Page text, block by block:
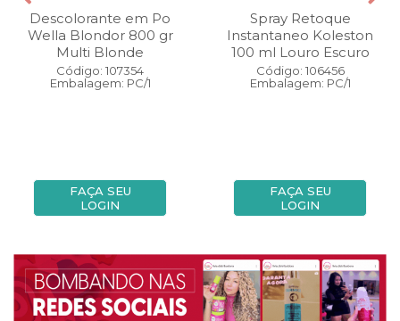
Descolorante em Po
Wella Blondor 800 gr
Multi Blonde
Código: 107354
Embalagem: PC/1
FAÇA SEU
LOGIN
Spray Retoque
Instantaneo Koleston
100 ml Louro Escuro
Código: 106456
Embalagem: PC/1
FAÇA SEU
LOGIN